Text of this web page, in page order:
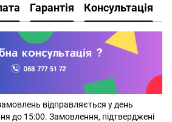
Гарантія Консультація
відправляється у день
до 15:00. Замовлення, підтверджені